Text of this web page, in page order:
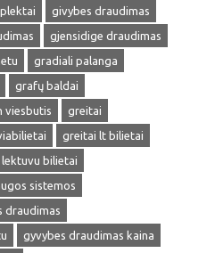
givybes draudimas
gjensidige draudimas
gradiali palanga
grafų baldai
viesbutis
greitai
greitai lt bilietai
bilietai
sistemos
draudimas
gyvybes draudimas kaina